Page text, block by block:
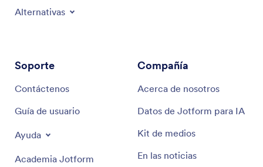
Alternativas
Soporte
Contáctenos
Guía de usuario
Ayuda
Academia Jotform
Compañía
Acerca de nosotros
Datos de Jotform para IA
Kit de medios
En las noticias